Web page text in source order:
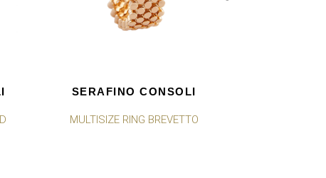
SERAFINO CONSOLI
MULTISIZE RING BREVETTO